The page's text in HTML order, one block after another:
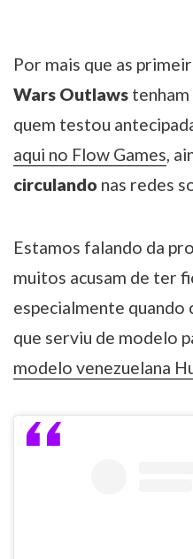
Por mais que as
Wars Outlaws
quem testou
aqui no Flow Games ,
circulando nas redes
Estamos falando da
muitos acusam de ter
especialmente quando
que serviu de modelo
modelo venezuelana